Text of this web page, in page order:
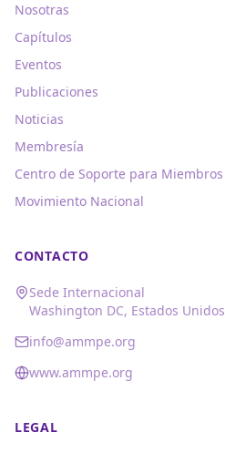
Nosotras
Capítulos
Eventos
Publicaciones
Noticias
Membresía
Centro de Soporte para Miembros
Movimiento Nacional
CONTACTO
Sede Internacional
Washington DC, Estados Unidos
info@ammpe.org
www.ammpe.org
LEGAL